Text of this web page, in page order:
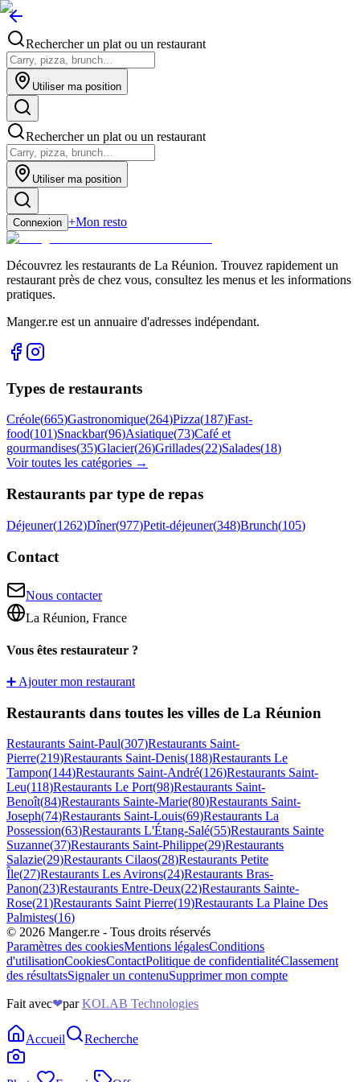
Rechercher un plat ou un restaurant
Utiliser ma position
Rechercher un plat ou un restaurant
Utiliser ma position
Connexion +Mon resto
Découvrez les restaurants de La Réunion. Trouvez rapidement un
restaurant près de chez vous, consultez les menus et les informations
pratiques.
Manger.re est un annuaire d'adresses indépendant.
Types de restaurants
Créole(665)Gastronomique(264)Pizza(187)Fast-
food(101)Snackbar(96)Asiatique(73)Café et
gourmandises(35)Glacier(26)Grillades(22)Salades(18)
Voir toutes les catégories →
Restaurants par type de repas
Déjeuner(1262)Dîner(977)Petit-déjeuner(348)Brunch(105)
Contact
Nous contacter
La Réunion, France
Vous êtes restaurateur ?
➕ Ajouter mon restaurant
Restaurants dans toutes les villes de La Réunion
Restaurants Saint-Paul(307)Restaurants Saint-
Pierre(219)Restaurants Saint-Denis(188)Restaurants Le
Tampon(144)Restaurants Saint-André(126)Restaurants Saint-
Leu(118)Restaurants Le Port(98)Restaurants Saint-
Benoît(84)Restaurants Sainte-Marie(80)Restaurants Saint-
Joseph(74)Restaurants Saint-Louis(69)Restaurants La
Possession(63)Restaurants L'Étang-Salé(55)Restaurants Sainte
Suzanne(37)Restaurants Saint-Philippe(29)Restaurants
Salazie(29)Restaurants Cilaos(28)Restaurants Petite
Île(27)Restaurants Les Avirons(24)Restaurants Bras-
Panon(23)Restaurants Entre-Deux(22)Restaurants Sainte-
Rose(21)Restaurants Saint Pierre(19)Restaurants La Plaine Des
Palmistes(16)
© 2026 Manger.re - Tous droits réservés
Paramètres des cookiesMentions légalesConditions
d'utilisationCookiesContactPolitique de confidentialitéClassement
des résultatsSignaler un contenuSupprimer mon compte
Fait avec❤par KOLAB Technologies
Accueil Recherche